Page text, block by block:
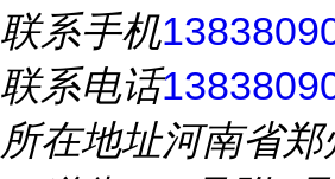
联系手机
联系电话
所在地址河南省郑